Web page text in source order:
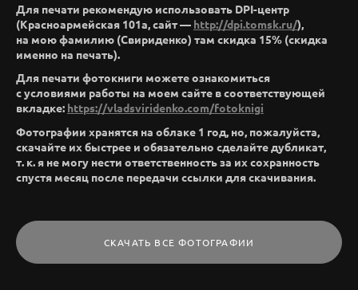
Для печати рекомендую использовать DPI-центр
(Красноармейская 101а, сайт — http://dpi.tomsk.ru/),
на мою фамилию (Свириденко) там скидка 15% (скидка
именно на печать).
Для печати фотокниги можете ознакомиться
с условиями работы на моем сайте в соответствующей
вкладке: https://vladsviridenko.com/fotoknigi
Фотографии хранятся на облаке 1 год, но, пожалуйста,
скачайте их быстрее и обязательно сделайте дубликат,
т. к. я не могу нести ответственность за их сохранность
спустя месяц после передачи ссылки для скачивания.
СКАЧАТЬ ВСЕ ФОТОГРАФИИ